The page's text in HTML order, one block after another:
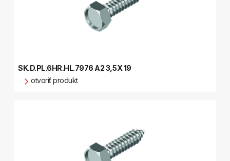
SK.D.PL.6HR.HL.7976 A2 3,5X 19
otvoriť produkt